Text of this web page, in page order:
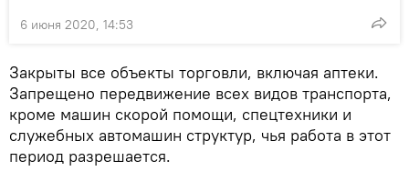
6 июня 2020, 14:53
Закрыты все объекты торговли, включая аптеки.
Запрещено передвижение всех видов транспорта,
кроме машин скорой помощи, спецтехники и
служебных автомашин структур, чья работа в этот
период разрешается.